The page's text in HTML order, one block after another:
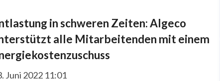
in schweren Zeiten: Algeco
alle Mitarbeitenden mit einem
Juni 2022 11:01